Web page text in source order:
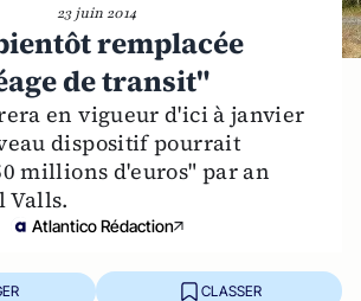
23 juin 2014
remplacée
de transit"
en vigueur d'ici à janvier
dispositif pourrait
millions d'euros" par an
Valls.
Atlantico Rédaction
CLASSER